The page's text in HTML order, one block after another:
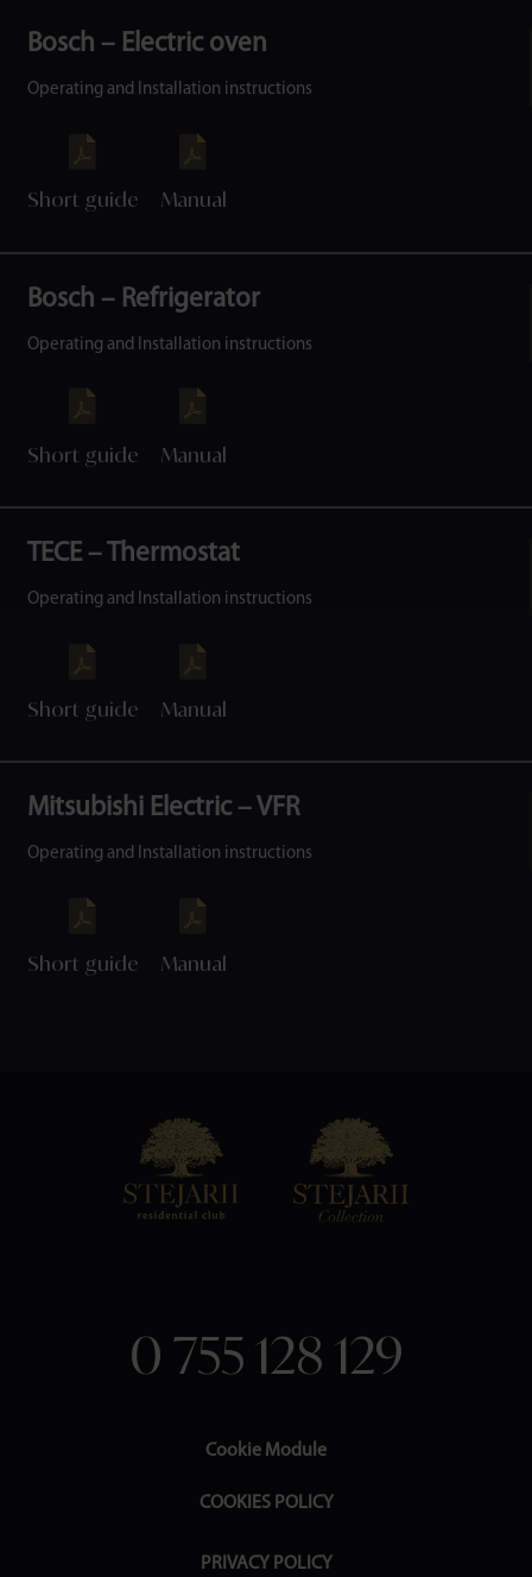
Bosch – Electric oven
Operating and Installation instructions
Short guide Manual
Bosch – Refrigerator
Operating and Installation instructions
Short guide Manual
TECE – Thermostat
Operating and Installation instructions
Short guide Manual
Mitsubishi Electric – VFR
Operating and Installation instructions
Short guide Manual
0 755 128 129
Cookie Module
COOKIES POLICY
PRIVACY POLICY